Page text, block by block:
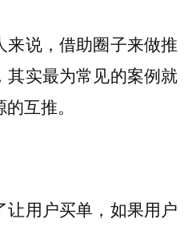
来说，借助圈子来做推
其实最为常见的案例就
互推。
让用户买单，如果用户